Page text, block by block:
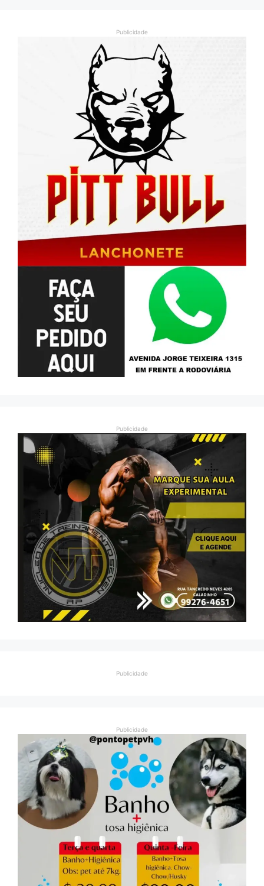
Publicidade
Publicidade
Publicidade
Publicidade